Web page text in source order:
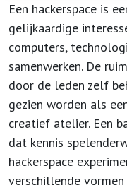
Een hackerspace is
gelijkaardige
computers,
samenwerken. De
door de leden zelf
gezien worden als
creatief atelier. Een
dat kennis
hackerspace
verschillende